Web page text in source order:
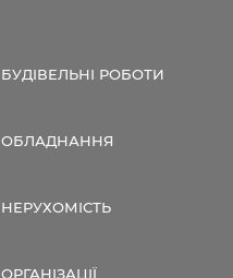
БУДІВЕЛЬНІ РОБОТИ
ОБЛАДНАННЯ
НЕРУХОМІСТЬ
ОРГАНІЗАЦІЇ